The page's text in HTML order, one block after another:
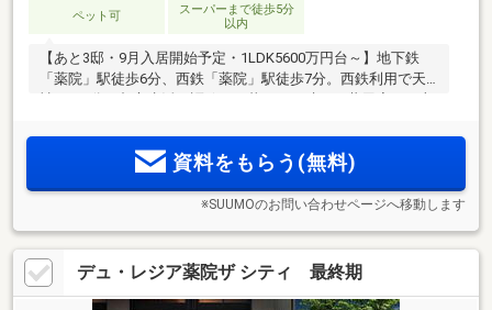
ペット可
スーパーまで徒歩5分
以内
【あと3邸・9月入居開始予定・1LDK5600万円台～】地下鉄
「薬院」駅徒歩6分、西鉄「薬院」駅徒歩7分。西鉄利用で天
LDKは12.8帖とソファ・ダイニングもおける開放感。理想のイ
ンテリアと自分時間をこの部屋で資料をもらう(無料)
※SUUMOのお問い合わせページへ移動します
デュ・レジア薬院ザ シティ 最終期